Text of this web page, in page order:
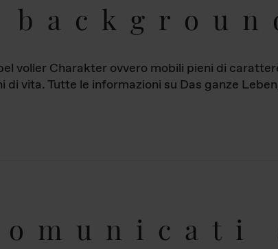
voller Charakter ovvero mobili pieni di
di vita. Tutte le informazioni su Das ganze